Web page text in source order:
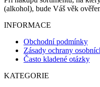
(alkohol), bude Váš věk
INFORMACE
Obchodní podmínky
Zásady ochrany
Často kladené otázky
KATEGORIE